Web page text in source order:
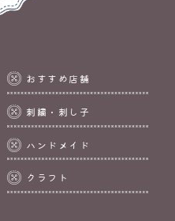
おすすめ店舗
刺繍・刺し子
ハンドメイド
クラフト